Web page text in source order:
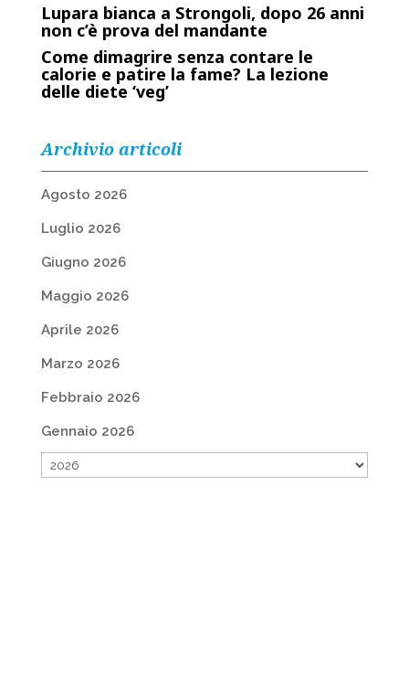
Lupara bianca a Strongoli, dopo 26 anni
non c’è prova del mandante
Come dimagrire senza contare le
calorie e patire la fame? La lezione
delle diete ‘veg’
Archivio articoli
Agosto 2026
Luglio 2026
Giugno 2026
Maggio 2026
Aprile 2026
Marzo 2026
Febbraio 2026
Gennaio 2026